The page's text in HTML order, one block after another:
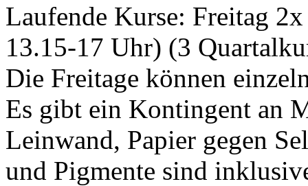
Laufende Kurse: Freitag
13.15-17 Uhr) (3
Die Freitage können
Es gibt ein Kontingent an
Leinwand, Papier gegen
und Pigmente sind